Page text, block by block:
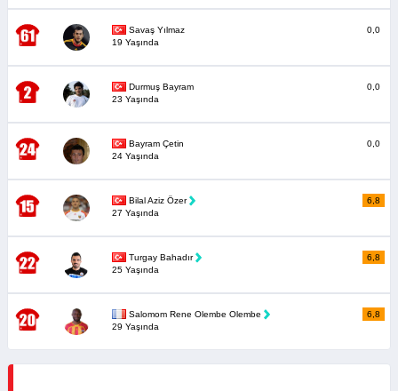
Savaş Yılmaz
19 Yaşında
0,0
Durmuş Bayram
23 Yaşında
0,0
Bayram Çetin
24 Yaşında
0,0
Bilal Aziz Özer
27 Yaşında
6,8
Turgay Bahadır
25 Yaşında
6,8
Salomom Rene Olembe Olembe
29 Yaşında
6,8